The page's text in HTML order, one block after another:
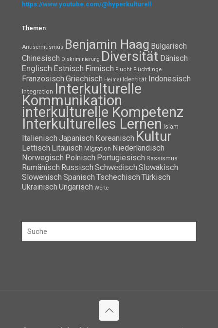
https://www.youtube.com/@hyperkulturell
Themen
Antisemitismus Benjamin Haag Bulgarisch
Chinesisch Diskriminierung Diversität Dänisch
Englisch Estnisch Finnisch Flucht Flüchtlinge
Französisch Griechisch Heimat Identität Indonesisch
Integration Interkulturelle
Kommunikation
interkulturelle Kompetenz
Interkulturelles Lernen Islam
Italienisch Japanisch Koreanisch Kultur
Lettisch Litauisch Migration Niederländisch
Norwegisch Polnisch Portugiesisch Rassismus
Rumänisch Russisch Schwedisch Slowakisch
Slowenisch Spanisch Tschechisch Türkisch
Ukrainisch Ungarisch Werte